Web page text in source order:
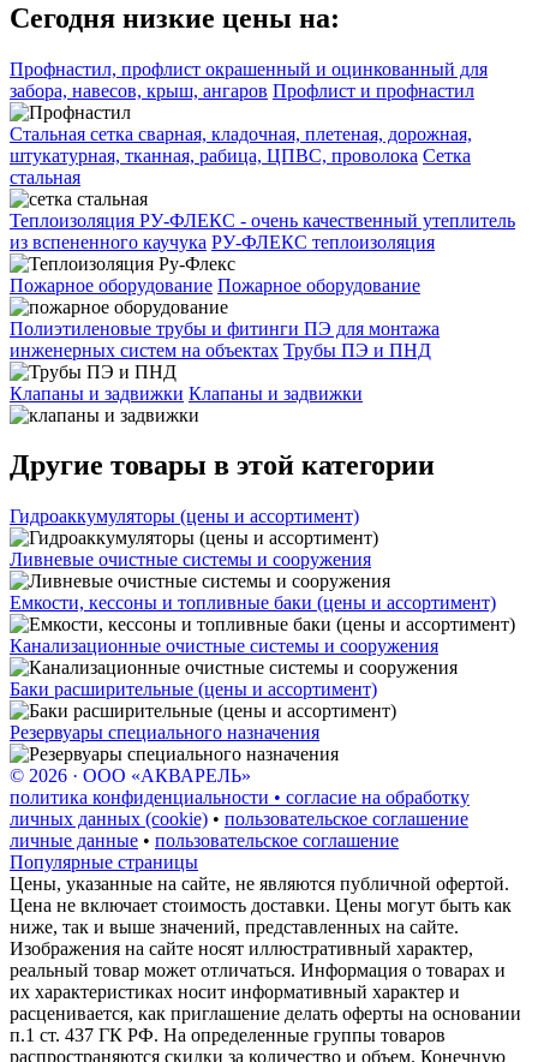
Сегодня низкие цены на:
Профнастил, профлист окрашенный и оцинкованный для
забора, навесов, крыш, ангаров Профлист и профнастил
Стальная сетка сварная, кладочная, плетеная, дорожная,
штукатурная, тканная, рабица, ЦПВС, проволока Сетка
стальная
Теплоизоляция РУ-ФЛЕКС - очень качественный утеплитель
из вспененного каучука РУ-ФЛЕКС теплоизоляция
Пожарное оборудование Пожарное оборудование
Полиэтиленовые трубы и фитинги ПЭ для монтажа
инженерных систем на объектах Трубы ПЭ и ПНД
Клапаны и задвижки Клапаны и задвижки
Другие товары в этой категории
Гидроаккумуляторы (цены и ассортимент)
Ливневые очистные системы и сооружения
Емкости, кессоны и топливные баки (цены и ассортимент)
Канализационные очистные системы и сооружения
Баки расширительные (цены и ассортимент)
Резервуары специального назначения
© 2026 · ООО «АКВАРЕЛЬ»
политика конфиденциальности • согласие на обработку
личных данных (cookie) • пользовательское соглашение
личные данные • пользовательское соглашение
Популярные страницы
Цены, указанные на сайте, не являются публичной офертой.
Цена не включает стоимость доставки. Цены могут быть как
ниже, так и выше значений, представленных на сайте.
Изображения на сайте носят иллюстративный характер,
реальный товар может отличаться. Информация о товарах и
их характеристиках носит информативный характер и
расценивается, как приглашение делать оферты на основании
п.1 ст. 437 ГК РФ. На определенные группы товаров
распространяются скидки за количество и объем. Конечную